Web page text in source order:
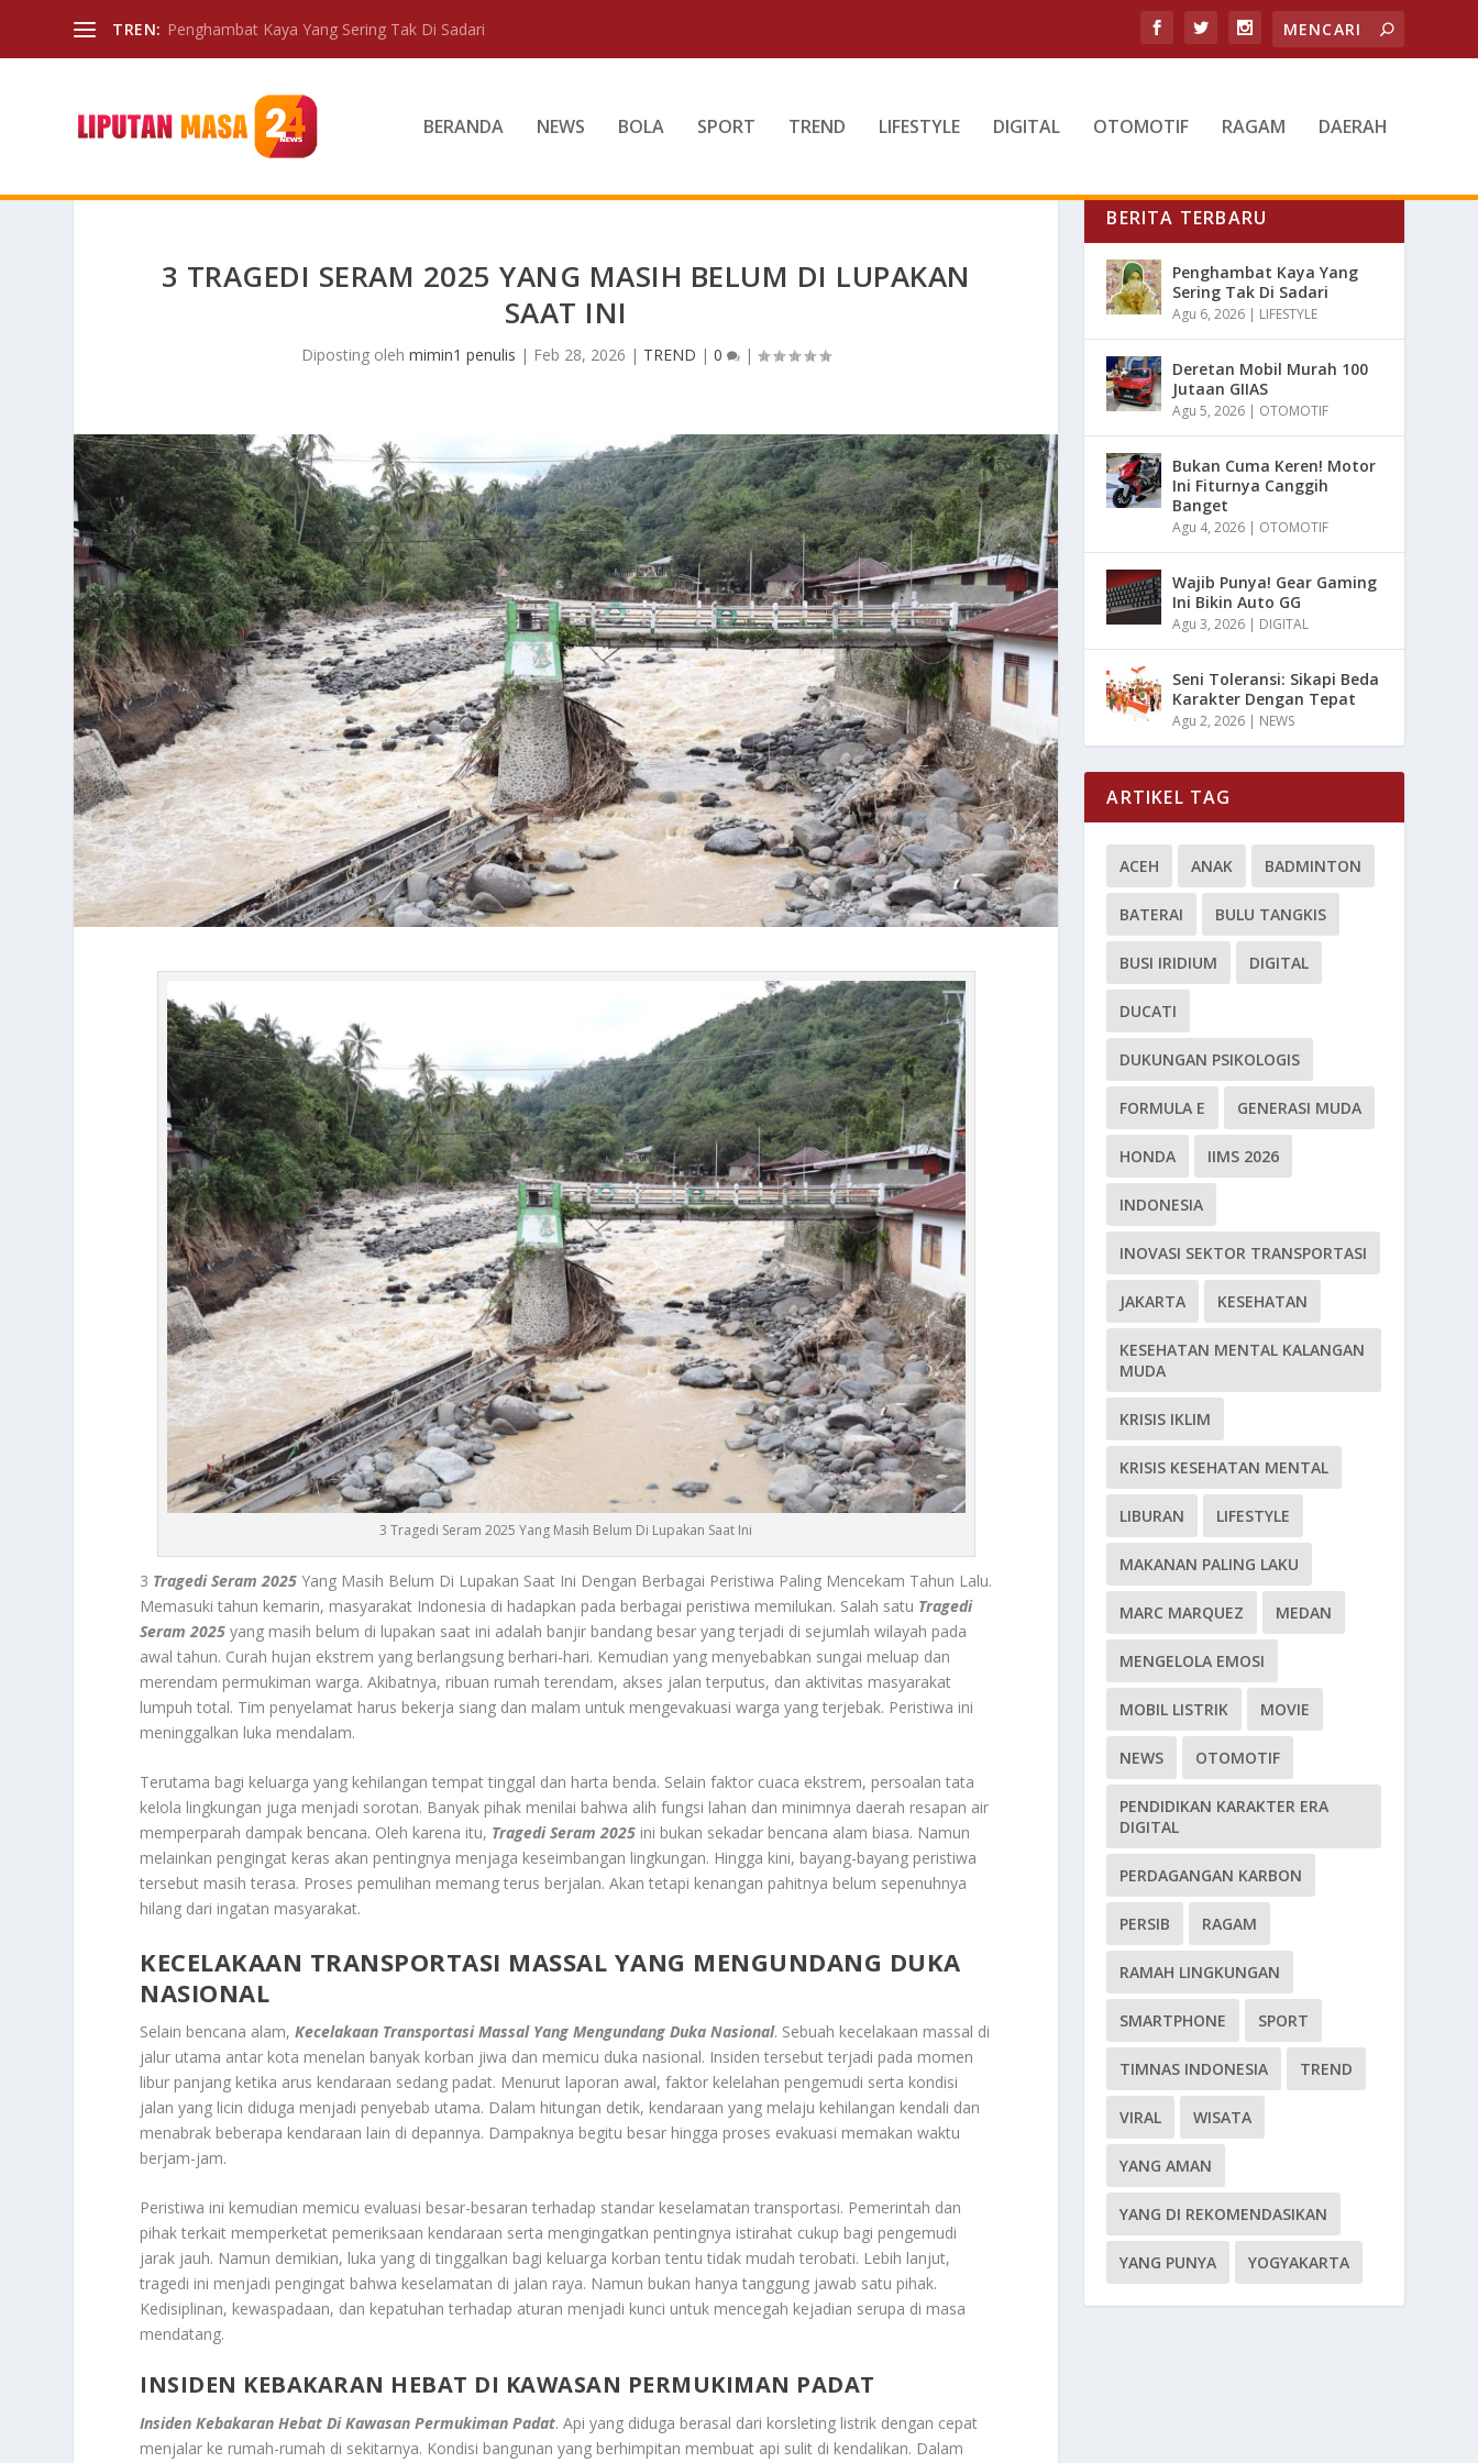
TREN: Penghambat Kaya Yang Sering Tak Di Sadari
BERANDA NEWS BOLA SPORT TREND LIFESTYLE DIGITAL OTOMOTIF RAGAM DAERAH
3 TRAGEDI SERAM 2025 YANG MASIH BELUM DI LUPAKAN
SAAT INI
Diposting olehmimin1 penulis | Feb 28, 2026 | TREND |0 |
3 Tragedi Seram 2025 Yang Masih Belum Di Lupakan Saat Ini
3 Tragedi Seram 2025 Yang Masih Belum Di Lupakan Saat Ini Dengan Berbagai Peristiwa Paling Mencekam Tahun Lalu.
Memasuki tahun kemarin, masyarakat Indonesia di hadapkan pada berbagai peristiwa memilukan. Salah satu Tragedi
Seram 2025 yang masih belum di lupakan saat ini adalah banjir bandang besar yang terjadi di sejumlah wilayah pada
awal tahun. Curah hujan ekstrem yang berlangsung berhari-hari. Kemudian yang menyebabkan sungai meluap dan
merendam permukiman warga. Akibatnya, ribuan rumah terendam, akses jalan terputus, dan aktivitas masyarakat
lumpuh total. Tim penyelamat harus bekerja siang dan malam untuk mengevakuasi warga yang terjebak. Peristiwa ini
meninggalkan luka mendalam.
Terutama bagi keluarga yang kehilangan tempat tinggal dan harta benda. Selain faktor cuaca ekstrem, persoalan tata
kelola lingkungan juga menjadi sorotan. Banyak pihak menilai bahwa alih fungsi lahan dan minimnya daerah resapan air
memperparah dampak bencana. Oleh karena itu, Tragedi Seram 2025 ini bukan sekadar bencana alam biasa. Namun
melainkan pengingat keras akan pentingnya menjaga keseimbangan lingkungan. Hingga kini, bayang-bayang peristiwa
tersebut masih terasa. Proses pemulihan memang terus berjalan. Akan tetapi kenangan pahitnya belum sepenuhnya
hilang dari ingatan masyarakat.
KECELAKAAN TRANSPORTASI MASSAL YANG MENGUNDANG DUKA
NASIONAL
Selain bencana alam,Kecelakaan Transportasi Massal Yang Mengundang Duka Nasional. Sebuah kecelakaan massal di
jalur utama antar kota menelan banyak korban jiwa dan memicu duka nasional. Insiden tersebut terjadi pada momen
libur panjang ketika arus kendaraan sedang padat. Menurut laporan awal, faktor kelelahan pengemudi serta kondisi
jalan yang licin diduga menjadi penyebab utama. Dalam hitungan detik, kendaraan yang melaju kehilangan kendali dan
menabrak beberapa kendaraan lain di depannya. Dampaknya begitu besar hingga proses evakuasi memakan waktu
berjam-jam.
Peristiwa ini kemudian memicu evaluasi besar-besaran terhadap standar keselamatan transportasi. Pemerintah dan
pihak terkait memperketat pemeriksaan kendaraan serta mengingatkan pentingnya istirahat cukup bagi pengemudi
jarak jauh. Namun demikian, luka yang di tinggalkan bagi keluarga korban tentu tidak mudah terobati. Lebih lanjut,
tragedi ini menjadi pengingat bahwa keselamatan di jalan raya. Namun bukan hanya tanggung jawab satu pihak.
Kedisiplinan, kewaspadaan, dan kepatuhan terhadap aturan menjadi kunci untuk mencegah kejadian serupa di masa
mendatang.
INSIDEN KEBAKARAN HEBAT DI KAWASAN PERMUKIMAN PADAT
Insiden Kebakaran Hebat Di Kawasan Permukiman Padat. Api yang diduga berasal dari korsleting listrik dengan cepat
menjalar ke rumah-rumah di sekitarnya. Kondisi bangunan yang berhimpitan membuat api sulit di kendalikan. Dalam
BERITA TERBARU
Penghambat Kaya Yang
Sering Tak Di Sadari
Agu 6, 2026 | LIFESTYLE
Deretan Mobil Murah 100
Jutaan GIIAS
Agu 5, 2026 | OTOMOTIF
Bukan Cuma Keren! Motor
Ini Fiturnya Canggih
Banget
Agu 4, 2026 | OTOMOTIF
Wajib Punya! Gear Gaming
Ini Bikin Auto GG
Agu 3, 2026 | DIGITAL
Seni Toleransi: Sikapi Beda
Karakter Dengan Tepat
Agu 2, 2026 | NEWS
ARTIKEL TAG
ACEH ANAK BADMINTON
BATERAI BULU TANGKIS
BUSI IRIDIUM DIGITAL
DUCATI
DUKUNGAN PSIKOLOGIS
FORMULA E GENERASI MUDA
HONDA IIMS 2026
INDONESIA
INOVASI SEKTOR TRANSPORTASI
JAKARTA KESEHATAN
KESEHATAN MENTAL KALANGAN
MUDA
KRISIS IKLIM
KRISIS KESEHATAN MENTAL
LIBURAN LIFESTYLE
MAKANAN PALING LAKU
MARC MARQUEZ MEDAN
MENGELOLA EMOSI
MOBIL LISTRIK MOVIE
NEWS OTOMOTIF
PENDIDIKAN KARAKTER ERA
DIGITAL
PERDAGANGAN KARBON
PERSIB RAGAM
RAMAH LINGKUNGAN
SMARTPHONE SPORT
TIMNAS INDONESIA TREND
VIRAL WISATA
YANG AMAN
YANG DI REKOMENDASIKAN
YANG PUNYA YOGYAKARTA